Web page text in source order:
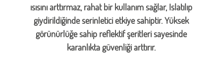
ısısını arttırmaz, rahat bir kullanım sağlar, Islatılıp
giydirildiğinde serinletici etkiye sahiptir. Yüksek
görünürlüğe sahip reflektif şeritleri sayesinde
karanlıkta güvenliği arttırır.